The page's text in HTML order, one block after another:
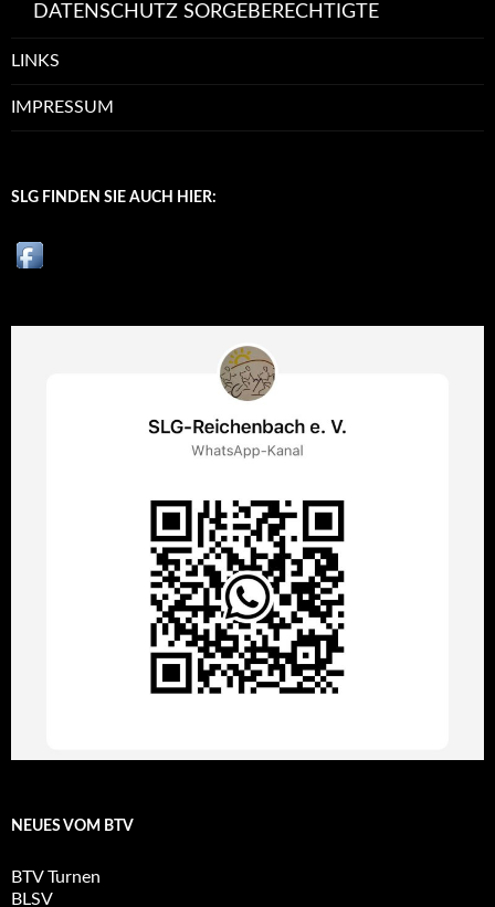
DATENSCHUTZ SORGEBERECHTIGTE
LINKS
IMPRESSUM
SLG FINDEN SIE AUCH HIER:
NEUES VOM BTV
BTV Turnen
BLSV